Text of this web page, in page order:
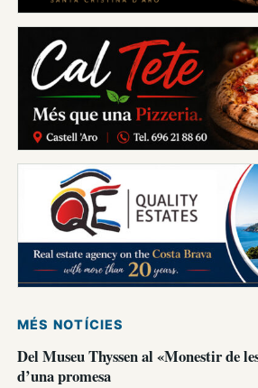
MÉS NOTÍCIES
Del Museu Thyssen al «Monestir de
d’una promesa